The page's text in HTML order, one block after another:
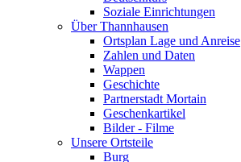
Soziale Einrichtungen
Über Thannhausen
Ortsplan Lage und Anreise
Zahlen und Daten
Wappen
Geschichte
Partnerstadt Mortain
Geschenkartikel
Bilder - Filme
Unsere Ortsteile
Burg